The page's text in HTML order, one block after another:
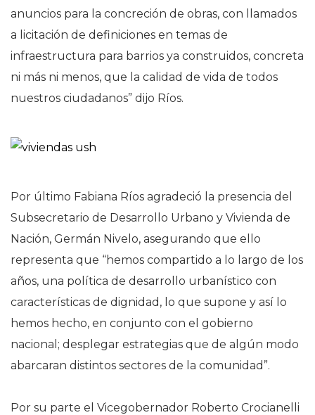
anuncios para la concreción de obras, con llamados
a licitación de definiciones en temas de
infraestructura para barrios ya construidos, concreta
ni más ni menos, que la calidad de vida de todos
nuestros ciudadanos” dijo Ríos.
Por último Fabiana Ríos agradeció la presencia del
Subsecretario de Desarrollo Urbano y Vivienda de
Nación, Germán Nivelo, asegurando que ello
representa que “hemos compartido a lo largo de los
años, una política de desarrollo urbanístico con
características de dignidad, lo que supone y así lo
hemos hecho, en conjunto con el gobierno
nacional; desplegar estrategias que de algún modo
abarcaran distintos sectores de la comunidad”.
Por su parte el Vicegobernador Roberto Crocianelli